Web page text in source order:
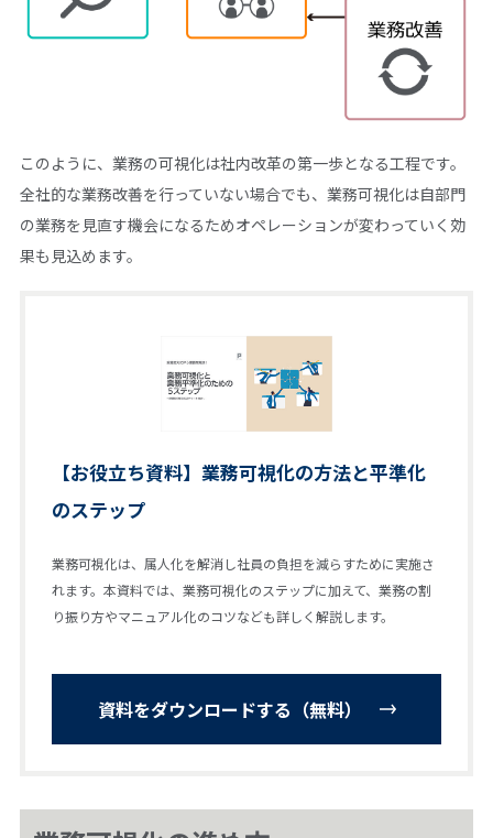
このように、業務の可視化は社内改革の第一歩となる工程です。
全社的な業務改善を行っていない場合でも、業務可視化は自部門
の業務を見直す機会になるためオペレーションが変わっていく効
果も見込めます。
【お役立ち資料】業務可視化の方法と平準化
のステップ
業務可視化は、属人化を解消し社員の負担を減らすために実施さ
れます。本資料では、業務可視化のステップに加えて、業務の割
り振り方やマニュアル化のコツなども詳しく解説します。
資料をダウンロードする（無料）